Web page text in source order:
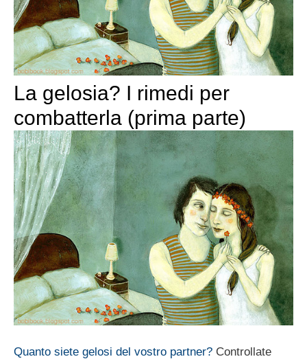
La gelosia? I rimedi per
combatterla (prima parte)
Quanto siete gelosi del vostro partner? Controllate